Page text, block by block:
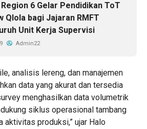
Region 6 Gelar Pendidikan ToT
Qlola bagi Jajaran RMFT
Unit Kerja Supervisi
Admin22
analisis lereng, dan manajemen
data yang akurat dan tersedia
menghasilkan data volumetrik
siklus operasional tambang
aktivitas produksi,” ujar Halo